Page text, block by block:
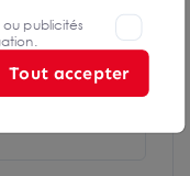
publicités
Tout accepter